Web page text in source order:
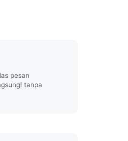
pesan
tanpa